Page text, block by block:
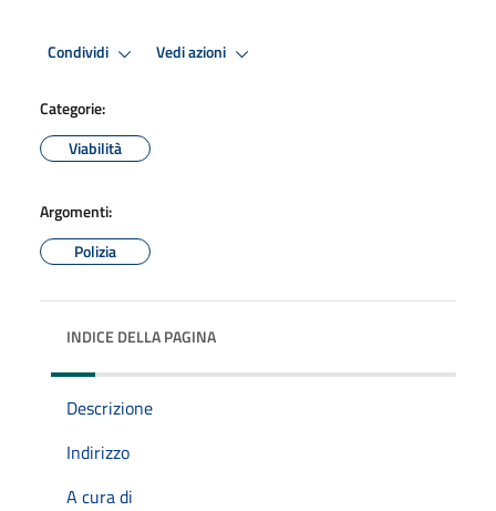
Condividi Vedi azioni
Categorie:
Viabilità
Argomenti:
Polizia
INDICE DELLA PAGINA
Descrizione
Indirizzo
A cura di